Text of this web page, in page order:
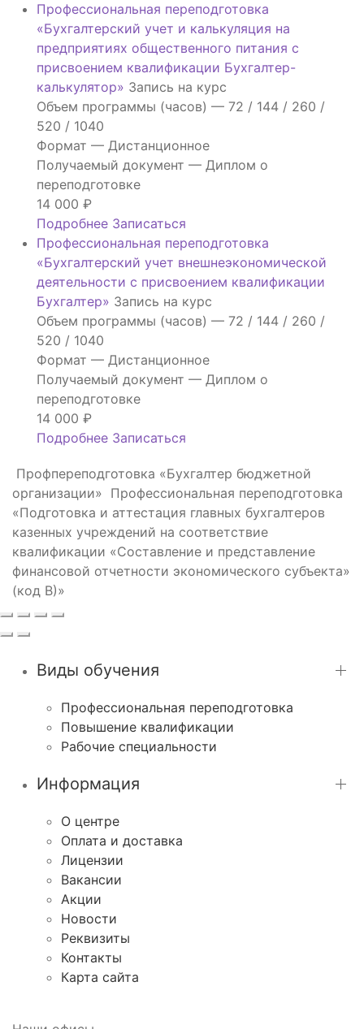
Профессиональная переподготовка
«Бухгалтерский учет и калькуляция на
предприятиях общественного питания с
присвоением квалификации Бухгалтер-
калькулятор» Запись на курс
Объем программы (часов) — 72 / 144 / 260 /
520 / 1040
Формат — Дистанционное
Получаемый документ — Диплом о
переподготовке
14 000 ₽
Подробнее Записаться
Профессиональная переподготовка
«Бухгалтерский учет внешнеэкономической
деятельности с присвоением квалификации
Бухгалтер» Запись на курс
Объем программы (часов) — 72 / 144 / 260 /
520 / 1040
Формат — Дистанционное
Получаемый документ — Диплом о
переподготовке
14 000 ₽
Подробнее Записаться
Профпереподготовка «Бухгалтер бюджетной
организации» Профессиональная переподготовка
«Подготовка и аттестация главных бухгалтеров
казенных учреждений на соответствие
квалификации «Составление и представление
финансовой отчетности экономического субъекта»
(код В)»
Виды обучения
Профессиональная переподготовка
Повышение квалификации
Рабочие специальности
Информация
О центре
Оплата и доставка
Лицензии
Вакансии
Акции
Новости
Реквизиты
Контакты
Карта сайта